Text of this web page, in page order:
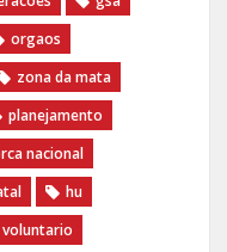
orgaos
zona da mata
planejamento
nacional
hu
voluntario